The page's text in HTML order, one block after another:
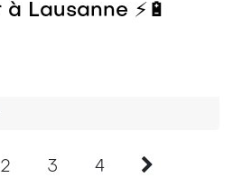
Lausanne ⚡️🔋
2 3 4